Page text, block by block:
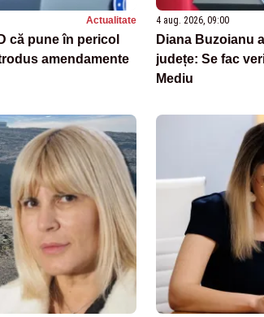
Actualitate
că pune în pericol
amendamente
4 aug. 2026, 09:00
Diana Buzoianu
județe: Se fac
Mediu